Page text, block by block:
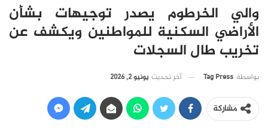
والي الخرطوم يصدر توجيهات بشأن
الأراضي السكنية للمواطنين ويكشف عن
تخريب طال السجلات
بواسطة Tag Press آخر تحديث يونيو 2, 2026
مشاركة